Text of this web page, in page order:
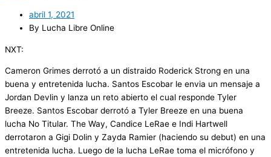
abril 1, 2021
By Lucha Libre Online
NXT:
Cameron Grimes derrotó a un distraido Roderick Strong en una
buena y entretenida lucha. Santos Escobar le envia un mensaje a
Jordan Devlin y lanza un reto abierto el cual responde Tyler
Breeze. Santos Escobar derrotó a Tyler Breeze en una buena
lucha No Titular. The Way, Candice LeRae e Indi Hartwell
derrotaron a Gigi Dolin y Zayda Ramier (haciendo su debut) en una
entretenida lucha. Luego de la lucha LeRae toma el micrófono y